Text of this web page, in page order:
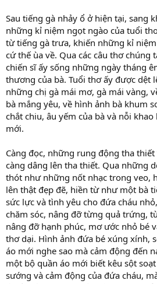
Sau tiếng gà nhảy ổ ở hiện tại, sang
những kỉ niệm ngọt ngào của tuổi
từ tiếng gà trưa, khiến những kỉ
cứ thế ùa về. Qua các câu thơ
chiến sĩ ấy sống những ngày tháng
thương của bà. Tuổi thơ ấy được dệt
những chị gà mái mơ, gà mái vàng,
bà mắng yêu, về hình ảnh bà khum
chắt chiu, âu yếm của bà và nỗi
mới.
Càng đọc, những rung động tha
càng dâng lên tha thiết. Qua những
thót như những nốt nhạc trong veo,
lên thật đẹp đẽ, hiền từ như một bà
sức lực và tình yêu cho đứa cháu
chăm sóc, nâng đỡ từng quả trứng,
nâng đỡ hạnh phúc, mơ ước nhỏ bé
thơ dại. Hình ảnh đứa bé xúng xính,
áo mới nghe sao mà cảm động đến
một bộ quần áo mới biết kêu sột
sướng và cảm động của đứa cháu,